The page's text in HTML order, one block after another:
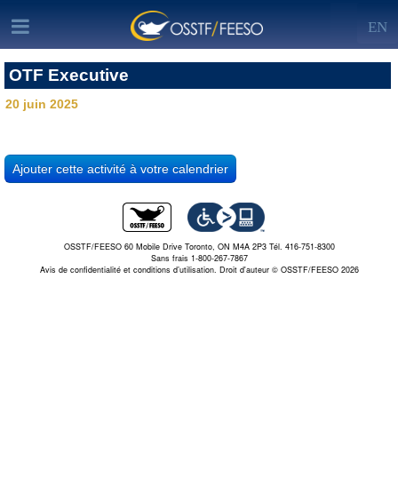
EN
OTF Executive
20 juin 2025
OSSTF/FEESO 60 Mobile Drive Toronto, ON M4A 2P3 Tél. 416-751-8300
Sans frais 1-800-267-7867
Avis de confidentialité et conditions d’utilisation. Droit d'auteur © OSSTF/FEESO 2026